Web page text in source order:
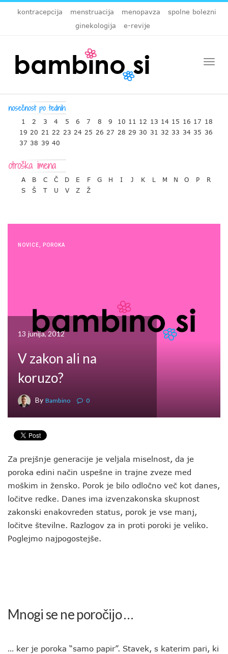
kontracepcija menstruacija menopavza
spolne bolezni
ginekologija
e-revije
1 2 3 4 5 6 7 8 9 10 11 12 13 14 15 16 17 18
19 20 21 22 23 24 25 26 27 28 29 30 31 32 33 34 35 36
37 38 39 40
A B C Č D E F G H I J K L M N O P
R
S
Š T U V Z Ž
NOVICE POROKA
13 junija, 2012
V zakon ali na
koruzo?
By Bambino 0
Za prejšnje generacije je veljala miselnost, da je
poroka edini način uspešne in trajne zveze med
moškim in žensko. Porok je bilo odločno več kot danes,
ločitve redke. Danes ima izvenzakonska skupnost
zakonski enakovreden status, porok je vse manj,
ločitve številne. Razlogov za in proti poroki je veliko.
Poglejmo najpogostejše.
Mnogi se ne poročijo …
… ker je poroka “samo papir”. Stavek, s katerim pari, ki